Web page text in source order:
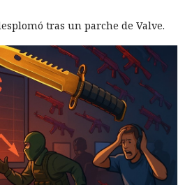
tras un parche de Valve.